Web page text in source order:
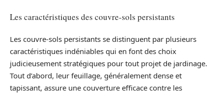
Les caractéristiques des couvre-sols persistants
Les couvre-sols persistants se distinguent par plusieurs
caractéristiques indéniables qui en font des choix
judicieusement stratégiques pour tout projet de jardinage.
Tout d’abord, leur feuillage, généralement dense et
tapissant, assure une couverture efficace contre les